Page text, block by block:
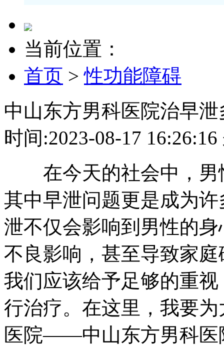
当前位置：
首页 >性功能障碍
中山东方男科医院治早泄
时间:2023-08-17
在今天的社会中，男
其中早泄问题更是成为
泄不仅会影响到男性的
不良影响，甚至导致家
我们应该给予足够的重
行治疗。在这里，我要
医院——中山东方男科医